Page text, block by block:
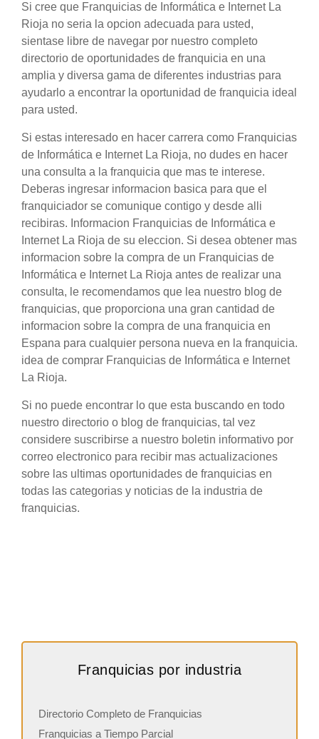
Si cree que Franquicias de Informática e Internet La
Rioja no seria la opcion adecuada para usted,
sientase libre de navegar por nuestro completo
directorio de oportunidades de franquicia en una
amplia y diversa gama de diferentes industrias para
ayudarlo a encontrar la oportunidad de franquicia ideal
para usted.
Si estas interesado en hacer carrera como Franquicias
de Informática e Internet La Rioja, no dudes en hacer
una consulta a la franquicia que mas te interese.
Deberas ingresar informacion basica para que el
franquiciador se comunique contigo y desde alli
recibiras. Informacion Franquicias de Informática e
Internet La Rioja de su eleccion. Si desea obtener mas
informacion sobre la compra de un Franquicias de
Informática e Internet La Rioja antes de realizar una
consulta, le recomendamos que lea nuestro blog de
franquicias, que proporciona una gran cantidad de
informacion sobre la compra de una franquicia en
Espana para cualquier persona nueva en la franquicia.
idea de comprar Franquicias de Informática e Internet
La Rioja.
Si no puede encontrar lo que esta buscando en todo
nuestro directorio o blog de franquicias, tal vez
considere suscribirse a nuestro boletin informativo por
correo electronico para recibir mas actualizaciones
sobre las ultimas oportunidades de franquicias en
todas las categorias y noticias de la industria de
franquicias.
Franquicias por industria
Directorio Completo de Franquicias
Franquicias a Tiempo Parcial